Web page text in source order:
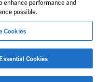
务所
司员工。
enhance performance and
possible.
Cookies
Cookies